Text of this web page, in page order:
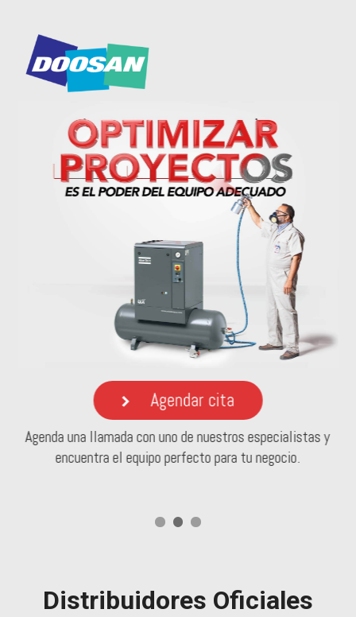
Agendar cita
Agenda una llamada con uno de nuestros especialistas y
encuentra el equipo perfecto para tu negocio.
Distribuidores Oficiales